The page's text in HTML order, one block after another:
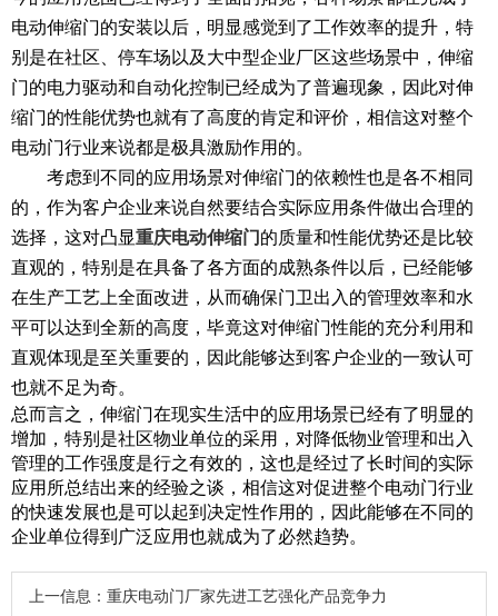
电动伸缩门的安装以后，明显感觉到了工作效率的提升，特
别是在社区、停车场以及大中型企业厂区这些场景中，伸缩
门的电力驱动和自动化控制已经成为了普遍现象，因此对伸
缩门的性能优势也就有了高度的肯定和评价，相信这对整个
电动门行业来说都是极具激励作用的。
考虑到不同的应用场景对伸缩门的依赖性也是各不相同
的，作为客户企业来说自然要结合实际应用条件做出合理的
选择，这对凸显重庆电动伸缩门的质量和性能优势还是比较
直观的，特别是在具备了各方面的成熟条件以后，已经能够
在生产工艺上全面改进，从而确保门卫出入的管理效率和水
平可以达到全新的高度，毕竟这对伸缩门性能的充分利用和
直观体现是至关重要的，因此能够达到客户企业的一致认可
也就不足为奇。
总而言之，伸缩门在现实生活中的应用场景已经有了明显的
增加，特别是社区物业单位的采用，对降低物业管理和出入
管理的工作强度是行之有效的，这也是经过了长时间的实际
应用所总结出来的经验之谈，相信这对促进整个电动门行业
的快速发展也是可以起到决定性作用的，因此能够在不同的
企业单位得到广泛应用也就成为了必然趋势。
上一信息： 重庆电动门厂家先进工艺强化产品竞争力